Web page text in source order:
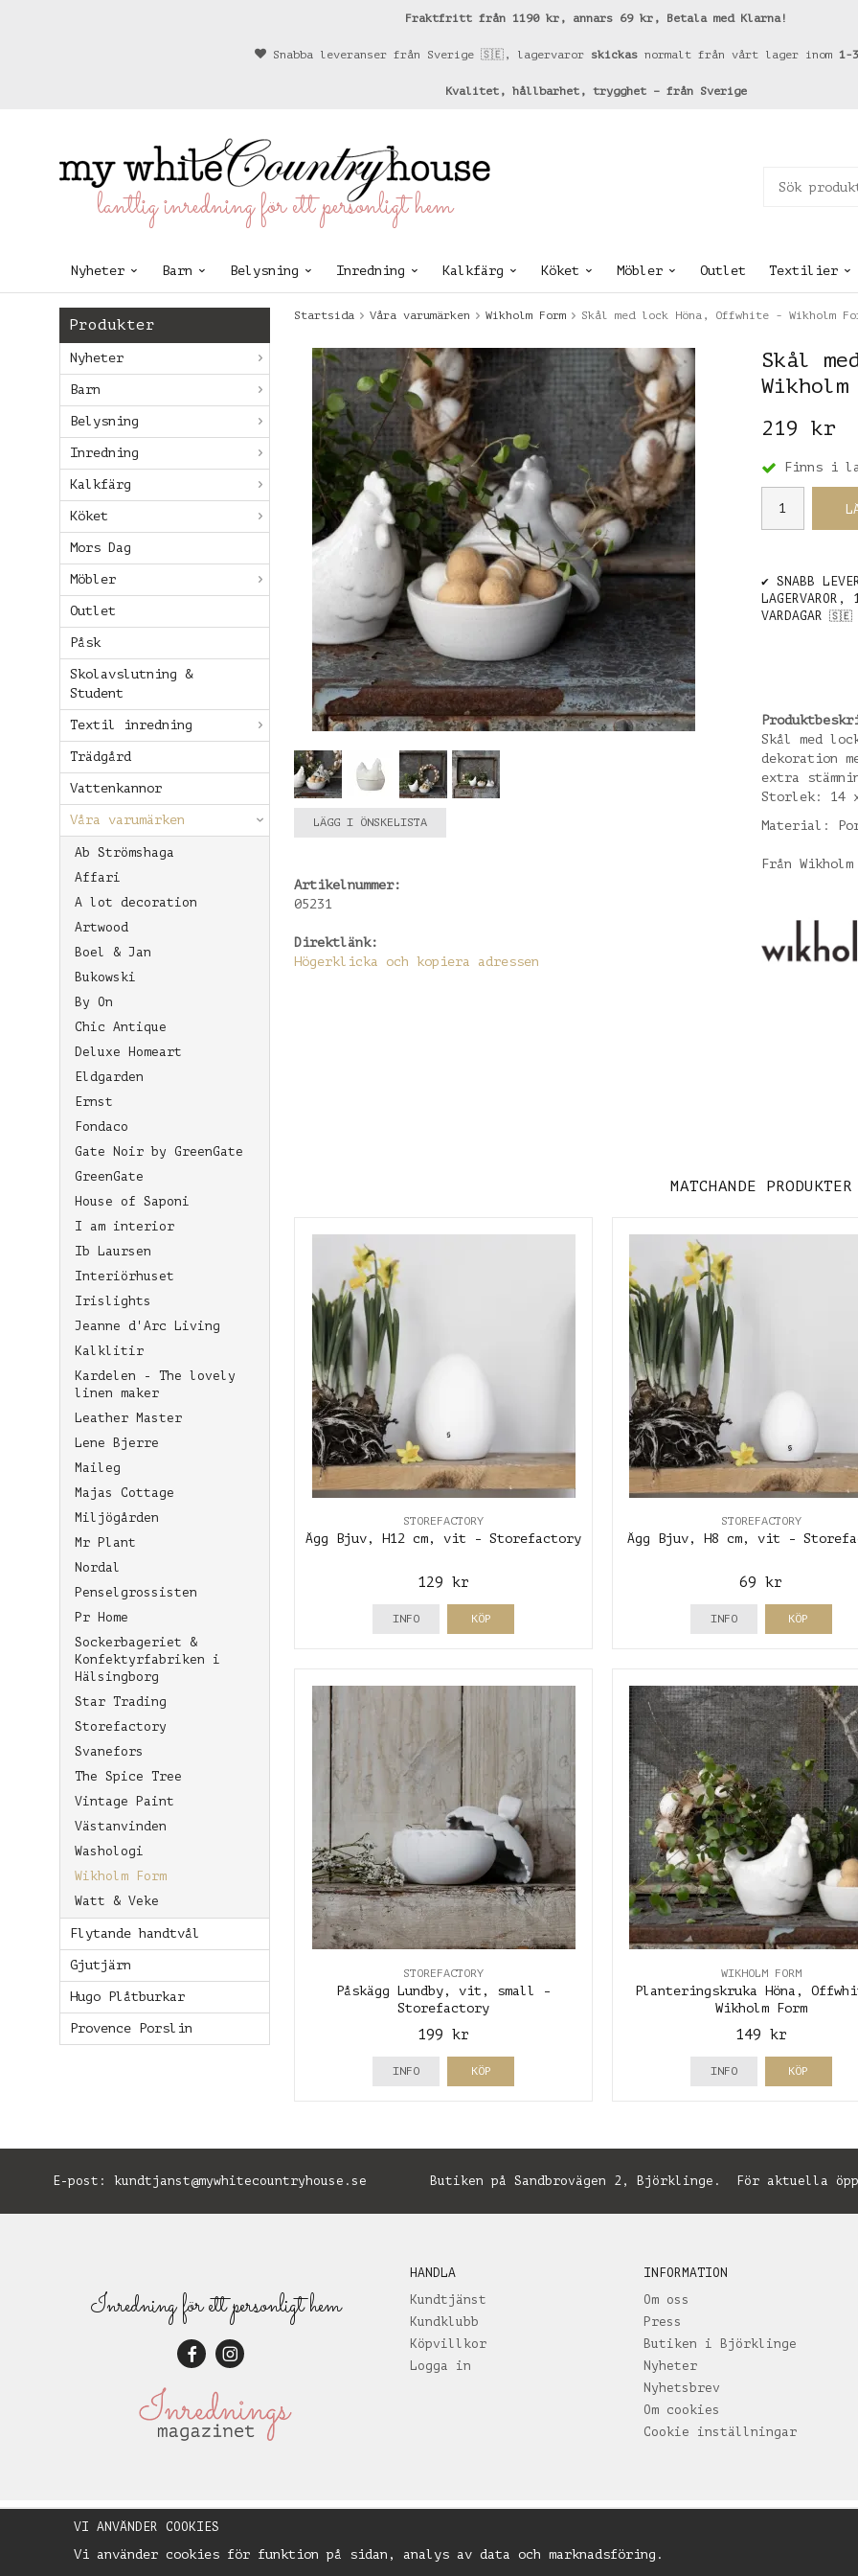
Fraktfritt från 1190 kr, annars 69 kr, Betala med Klarna!
Snabba leveranser från Sverige 🇸🇪, lagervaror skickas normalt från vårt lager inom 1-
Kvalitet, hållbarhet, trygghet – från Sverige
lantlig inredning för ett personligt hem
Nyheter Barn Belysning Inredning Kalkfärg Köket Möbler Outlet Textilier
Produkter
Nyheter
Barn
Belysning
Inredning
Kalkfärg
Köket
Mors Dag
Möbler
Outlet
Påsk
Skolavslutning &
Student
Textil inredning
Trädgård
Vattenkannor
Våra varumärken
Ab Strömshaga
Affari
A lot decoration
Artwood
Boel & Jan
Bukowski
By On
Chic Antique
Deluxe Homeart
Eldgarden
Ernst
Fondaco
Gate Noir by GreenGate
GreenGate
House of Saponi
I am interior
Ib Laursen
Interiörhuset
Irislights
Jeanne d'Arc Living
Kalklitir
Kardelen - The lovely
linen maker
Leather Master
Lene Bjerre
Maileg
Majas Cottage
Miljögården
Mr Plant
Nordal
Penselgrossisten
Pr Home
Sockerbageriet &
Konfektyrfabriken i
Hälsingborg
Star Trading
Storefactory
Svanefors
The Spice Tree
Vintage Paint
Västanvinden
Washologi
Wikholm Form
Watt & Veke
Flytande handtvål
Gjutjärn
Hugo Plåtburkar
Provence Porslin
Startsida Våra varumärken Wikholm Form Skål med lock Höna, Offwhite - Wikholm
Skål
Wikholm
219 kr
Finns i
✔️ SNABB
LAGERVAROR,
VARDAGAR
🇸🇪
Skål med
dekoration
extra
Storlek: 14
Material:
Från Wikholm
LÄGG I ÖNSKELISTA
Artikelnummer:
05231
Direktlänk:
Högerklicka och kopiera adressen
MATCHANDE PRODUKTER
STOREFACTORY
Ägg Bjuv, H12 cm, vit - Storefactory
129 kr
INFO KÖP
STOREFACTORY
Ägg Bjuv, H8 cm, vit -
69 kr
INFO KÖP
STOREFACTORY
Påskägg Lundby, vit, small -
Storefactory
199 kr
INFO KÖP
WIKHOLM FORM
Planteringskruka Höna,
Wikholm Form
149 kr
INFO KÖP
E-post: kundtjanst@mywhitecountryhouse.se Butiken på Sandbrovägen 2, Björklinge. För aktuella
Inredning för ett personligt hem
HANDLA
Kundtjänst
Kundklubb
Köpvillkor
Logga in
INFORMATION
Om oss
Press
Butiken i Björklinge
Nyheter
Nyhetsbrev
Om cookies
Cookie inställningar
VI ANVÄNDER COOKIES
Vi använder cookies för funktion på sidan, analys av data och marknadsföring.